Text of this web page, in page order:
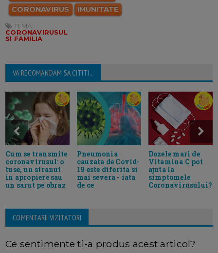
CORONAVIRUS
IMUNITATE
TEMA:
CORONAVIRUSUL
SI FAMILIA
VA RECOMANDAM SA CITITI...
Cum se transmite
coronavirusul: o
tuse, un stranut
in apropiere sau
un sarut pe obraz
Pneumonia
cauzata de Covid-
19 este diferita si
mai severa - iata
de ce
Dozele mari de
Vitamina C pot
ajuta la
simptomele
Coronavirusului?
COMENTARII VIZITATORI
Ce sentimente ti-a produs acest articol?